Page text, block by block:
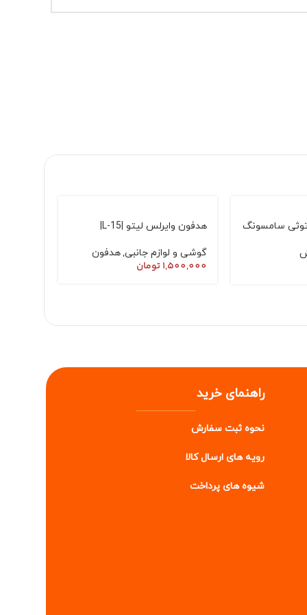
سامسونگ
هدفون وایرلس لیتو |L-15‏|
گوشی و لوازم جانبی,هدفون
1,500,000تومان
راهنمای خرید
نحوه ثبت سفارش
رویه های ارسال کالا
شیوه های پرداخت